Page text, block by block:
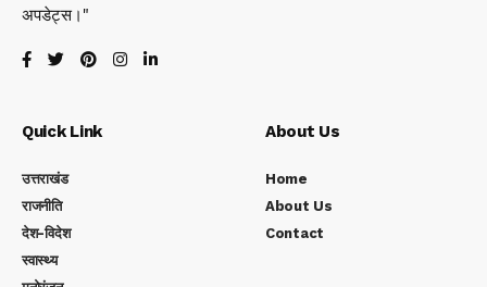
अपडेट्स।"
Quick Link
उत्तराखंड
राजनीति
देश-विदेश
स्वास्थ्य
About Us
Home
About Us
Contact